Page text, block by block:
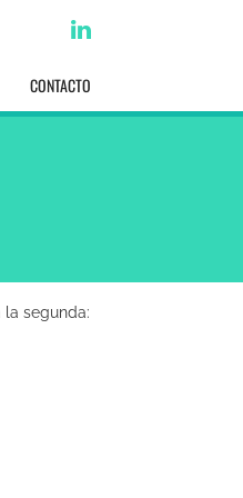
linkedin
CONTACTO
la segunda: